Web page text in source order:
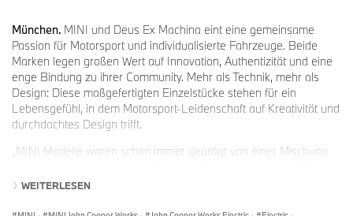
München. MINI und Deus Ex Machina eint eine gemeinsame
Passion für Motorsport und individualisierte Fahrzeuge. Beide
Marken legen großen Wert auf Innovation, Authentizität und eine
enge Bindung zu ihrer Community. Mehr als Technik, mehr als
Design: Diese maßgefertigten Einzelstücke stehen für ein
Lebensgefühl, in dem Motorsport-Leidenschaft auf Kreativität und
durchdachtes Design trifft.
„MINI Modelle waren schon immer geprägt von einer Mischung
Leiter Stefan Richmann. „Dank der Zusammenarbeit mit Deus Ex
WEITERLESEN